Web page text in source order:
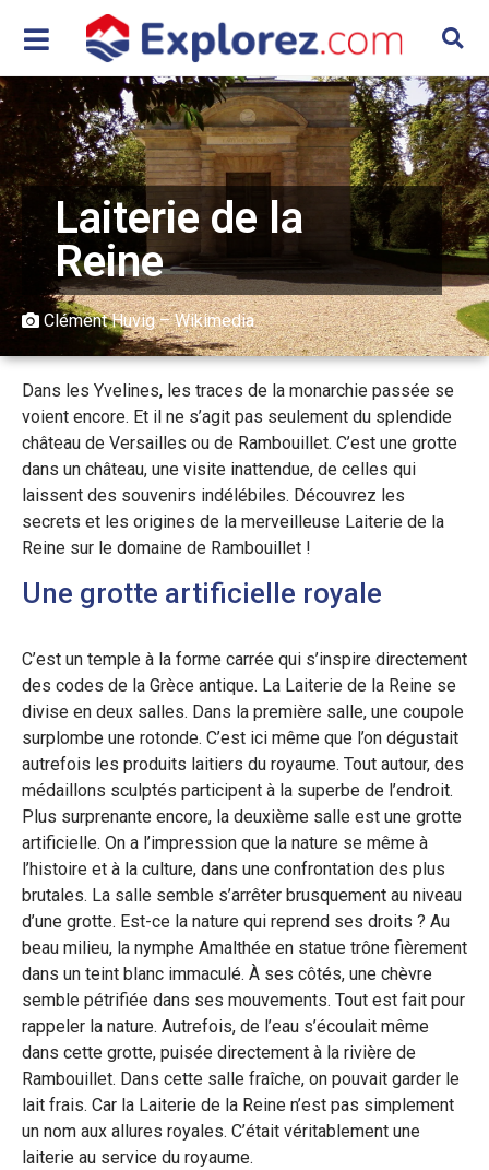
Laiterie de la
Reine
Clément Huvig – Wikimedia
Dans les Yvelines, les traces de la monarchie passée se
voient encore. Et il ne s’agit pas seulement du splendide
château de Versailles ou de Rambouillet. C’est une grotte
dans un château, une visite inattendue, de celles qui
laissent des souvenirs indélébiles. Découvrez les
secrets et les origines de la merveilleuse Laiterie de la
Reine sur le domaine de Rambouillet !
Une grotte artificielle royale
C’est un temple à la forme carrée qui s’inspire directement
des codes de la Grèce antique. La Laiterie de la Reine se
divise en deux salles. Dans la première salle, une coupole
surplombe une rotonde. C’est ici même que l’on dégustait
autrefois les produits laitiers du royaume. Tout autour, des
médaillons sculptés participent à la superbe de l’endroit.
Plus surprenante encore, la deuxième salle est une grotte
artificielle. On a l’impression que la nature se même à
l’histoire et à la culture, dans une confrontation des plus
brutales. La salle semble s’arrêter brusquement au niveau
d’une grotte. Est-ce la nature qui reprend ses droits ? Au
beau milieu, la nymphe Amalthée en statue trône fièrement
dans un teint blanc immaculé. À ses côtés, une chèvre
semble pétrifiée dans ses mouvements. Tout est fait pour
rappeler la nature. Autrefois, de l’eau s’écoulait même
dans cette grotte, puisée directement à la rivière de
Rambouillet. Dans cette salle fraîche, on pouvait garder le
lait frais. Car la Laiterie de la Reine n’est pas simplement
un nom aux allures royales. C’était véritablement une
laiterie au service du royaume.